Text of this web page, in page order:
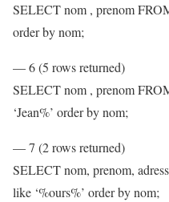
SELECT nom , prenom
order by nom;
— 6 (5 rows returned)
SELECT nom , prenom
‘Jean%’ order by nom;
— 7 (2 rows returned)
SELECT nom, prenom,
like ‘%ours%’ order by nom;